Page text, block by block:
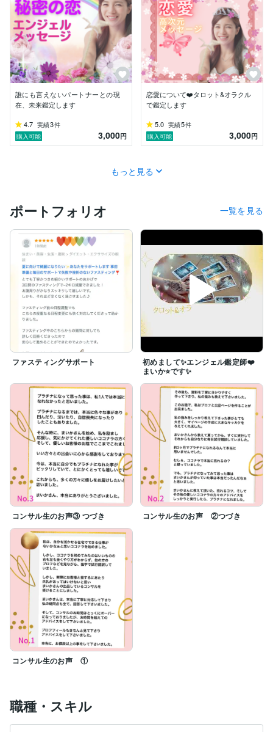
あなたの魂には、
必ず意味があり、必ず光があります。
“うまくいかない理由”ではなく、
“うまくいく所以（ゆえ）”を
一緒に見つけましょう。
天使の羽根は、あなたの背中にも必ずある。
折れている時は、そっと寄り添う。
飛べる時は、一緒に風をつかむ。
Light Guidance Angel 結愛は、
あなたの心に灯る光のガイドです。
どうか、安心して羽根を預けてください♡
誰にも言えないパートナーとの現
在、未来鑑定します
4.7 実績3件
購入可能
3,000円
恋愛について❤️タロット&オラクル
で鑑定します
5.0 実績5件
購入可能
3,000円
もっと見る
ポートフォリオ 一覧を見る
ファスティングサポート
初めまして✨エンジェル鑑定師❤️
まいか⭐️です✨
コンサル生のお声③ つづき コンサル生のお声 ②つづき
コンサル生のお声 ①
職種・スキル